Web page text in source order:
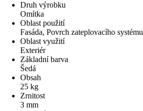
Druh výrobku
Omítka
Oblast použití
Fasáda, Povrch zateplovacího systému
Oblast využití
Exteriér
Základní barva
Šedá
Obsah
25 kg
Zrnitost
3 mm